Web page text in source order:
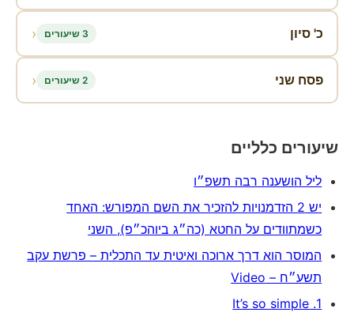
כ' סיון 3 שיעורים ‹
פסח שני 2 שיעורים ‹
שיעורים כלליים
ליל הושענה רבה תשפ״ו
יש 2 הזדמנויות להזכיר את השם המפורש: האחד
כשמתוודים על החטא (כה״ג ביוהכ״פ), השני
המוסר הוא דרך ארוכה ואיטית עד התכלית – פרשת עקב
תשע״ח – Video
1. It’s so simple